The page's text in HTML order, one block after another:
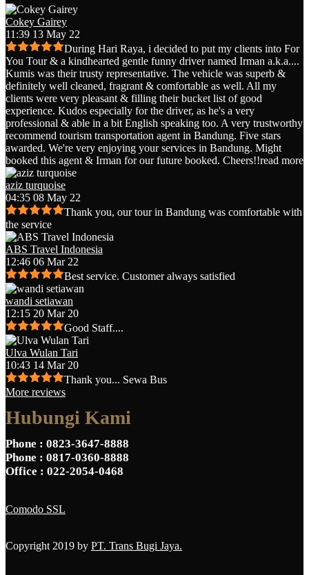
Cokey Gairey
11:39 13 May 22
During Hari Raya, i decided to put my clients into For
You Tour & a kindhearted gentle funny driver named Irman a.k.a....
Kumis was their trusty representative. The vehicle was superb &
definitely well cleaned, fragrant & comfortable as well. All my
clients were very pleasant & filling their bucket list of good
experience. Kudos especially for the driver, as he's a very
professional & able in a bit English speaking too. A very trustworthy
recommend tourism transportation agent in Bandung. Five stars
awarded. We're very enjoying your services in Bandung. Might
booked this agent & Irman for our future booked. Cheers!!read more
aziz turquoise
04:35 08 May 22
Thank you, our tour in Bandung was comfortable with
the service
ABS Travel Indonesia
12:46 06 Mar 22
Best service. Customer always satisfied
wandi setiawan
12:15 20 Mar 20
Good Staff....
Ulva Wulan Tari
10:43 14 Mar 20
Thank you... Sewa Bus
More reviews
Hubungi Kami
Phone : 0823-3647-8888
Phone : 0817-0360-8888
Office : 022-2054-0468
Comodo SSL
Copyright 2019 by PT. Trans Bugi Jaya.